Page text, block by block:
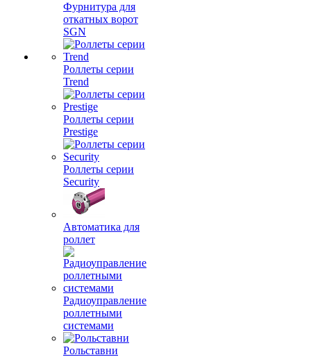
Фурнитура для
откатных ворот
SGN
Роллеты серии
Trend
Роллеты серии
Prestige
Роллеты серии
Security
Автоматика для
роллет
Радиоуправление
роллетными
системами
Рольставни